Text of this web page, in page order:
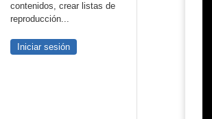
contenidos, crear listas de
reproducción...
Iniciar sesión